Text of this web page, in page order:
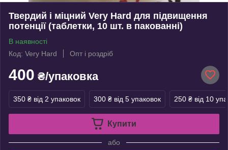
Твердий і міцний Very Hard для підвищення
потенції (таблетки, 10 шт. в пакованні)
В наявності
Код: Very Hard
Опт і роздріб
400 ₴/упаковка
350 ₴ від 2 упаковок 300 ₴ від 5 упаковок 250 ₴ від 10
Купити
або